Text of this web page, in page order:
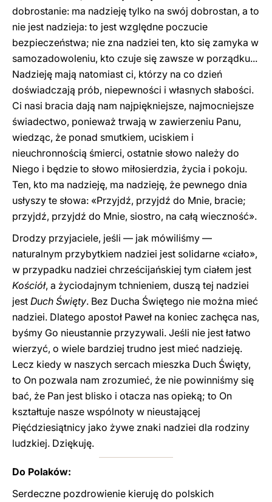
dobrostanie: ma nadzieję tylko na swój dobrostan, a to
nie jest nadzieja: to jest względne poczucie
bezpieczeństwa; nie zna nadziei ten, kto się zamyka w
samozadowoleniu, kto czuje się zawsze w porządku...
Nadzieję mają natomiast ci, którzy na co dzień
doświadczają prób, niepewności i własnych słabości.
Ci nasi bracia dają nam najpiękniejsze, najmocniejsze
świadectwo, ponieważ trwają w zawierzeniu Panu,
wiedząc, że ponad smutkiem, uciskiem i
nieuchronnością śmierci, ostatnie słowo należy do
Niego i będzie to słowo miłosierdzia, życia i pokoju.
Ten, kto ma nadzieję, ma nadzieję, że pewnego dnia
usłyszy te słowa: «Przyjdź, przyjdź do Mnie, bracie;
przyjdź, przyjdź do Mnie, siostro, na całą wieczność».
Drodzy przyjaciele, jeśli — jak mówiliśmy —
naturalnym przybytkiem nadziei jest solidarne «ciało»,
w przypadku nadziei chrześcijańskiej tym ciałem jest
Kościół, a życiodajnym tchnieniem, duszą tej nadziei
jest Duch Święty. Bez Ducha Świętego nie można mieć
nadziei. Dlatego apostoł Paweł na koniec zachęca nas,
byśmy Go nieustannie przyzywali. Jeśli nie jest łatwo
wierzyć, o wiele bardziej trudno jest mieć nadzieję.
Lecz kiedy w naszych sercach mieszka Duch Święty,
to On pozwala nam zrozumieć, że nie powinniśmy się
bać, że Pan jest blisko i otacza nas opieką; to On
kształtuje nasze wspólnoty w nieustającej
Pięćdziesiątnicy jako żywe znaki nadziei dla rodziny
ludzkiej. Dziękuję.
Do Polaków:
Serdeczne pozdrowienie kieruję do polskich